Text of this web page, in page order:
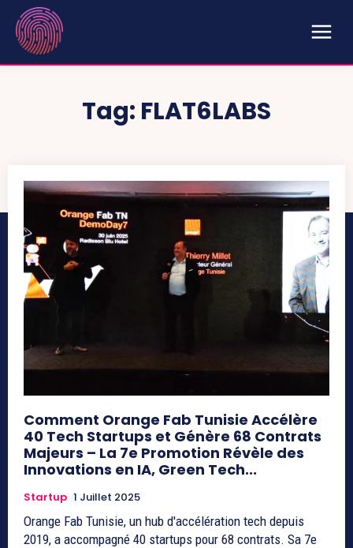
Tag: FLAT6LABS
Comment Orange Fab Tunisie Accélère
40 Tech Startups et Génère 68 Contrats
Majeurs – La 7e Promotion Révèle des
Innovations en IA, Green Tech...
Startup 1 Juillet 2025
Orange Fab Tunisie, un hub d'accélération tech depuis
2019, a accompagné 40 startups pour 68 contrats. Sa 7e